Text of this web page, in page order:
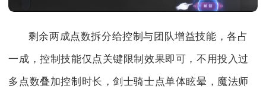
剩余两成点数拆分给控制与团队增益技能，各占
一成，控制技能仅点关键限制效果即可，不用投入过
多点数叠加控制时长，剑士骑士点单体眩晕，魔法师